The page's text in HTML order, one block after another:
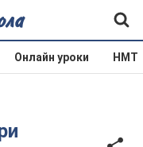
Онлайн уроки НМТ